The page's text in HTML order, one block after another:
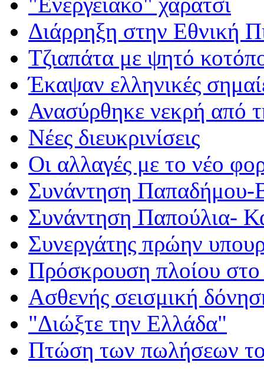
Διάρρηξη στην Εθνική
Τζιαπάτα με ψητό
Έκαψαν ελληνικές
Ανασύρθηκε νεκρή από
Νέες διευκρινίσεις
Οι αλλαγές με το νέο
Συνάντηση Παπαδήμου-
Συνάντηση Παπούλια-
Συνεργάτης πρώην
Πρόσκρουση πλοίου στο
Ασθενής σεισμική
"Διώξτε την Ελλάδα"
Πτώση των πωλήσεων